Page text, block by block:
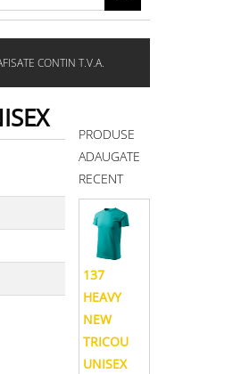
CONTIN T.V.A.
PRODUSE
ADAUGATE
RECENT
137
HEAVY
NEW
TRICOU
UNISEX